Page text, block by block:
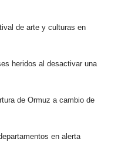
de arte y culturas en
heridos al desactivar una
de Ormuz a cambio de
en alerta